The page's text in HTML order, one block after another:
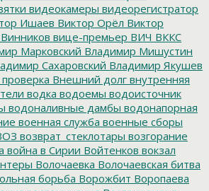
видеокамеры видеорегистратор
Ишаев Виктор Орёл Виктор
Винников вице-премьер ВИЧ ВККС
Марковский Владимир Мишустин
Сахаровский Владимир Якушев
Внешний долг внутренняя
водка водоемы водоисточник
водоналивные дамбы водонапорная
военная служба военные сборы
возврат_стеклотары возгорание
война в Сирии Войтенков вокзал
Волочаевка Волочаевская битва
борьба Ворожбит Воропаева